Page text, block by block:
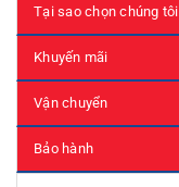
Tại sao chọn chúng tôi
Khuyến mãi
Vận chuyển
Bảo hành